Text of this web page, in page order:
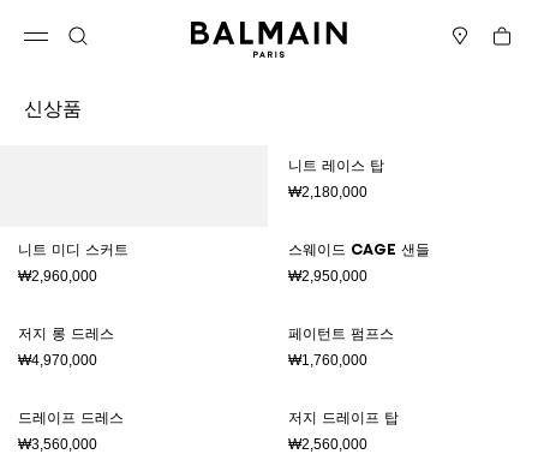
Cart
신상품
니트 레이스 탑
₩2,180,000
니트 미디 스커트
₩2,960,000
스웨이드 Cage 샌들
₩2,950,000
저지 롱 드레스
₩4,970,000
페이턴트 펌프스
₩1,760,000
드레이프 드레스
₩3,560,000
저지 드레이프 탑
₩2,560,000